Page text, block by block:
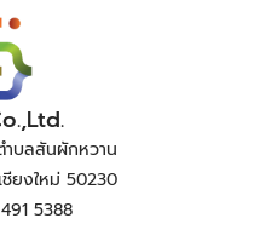
บลสันผักหวาน
ชียงใหม่ 50230
5388